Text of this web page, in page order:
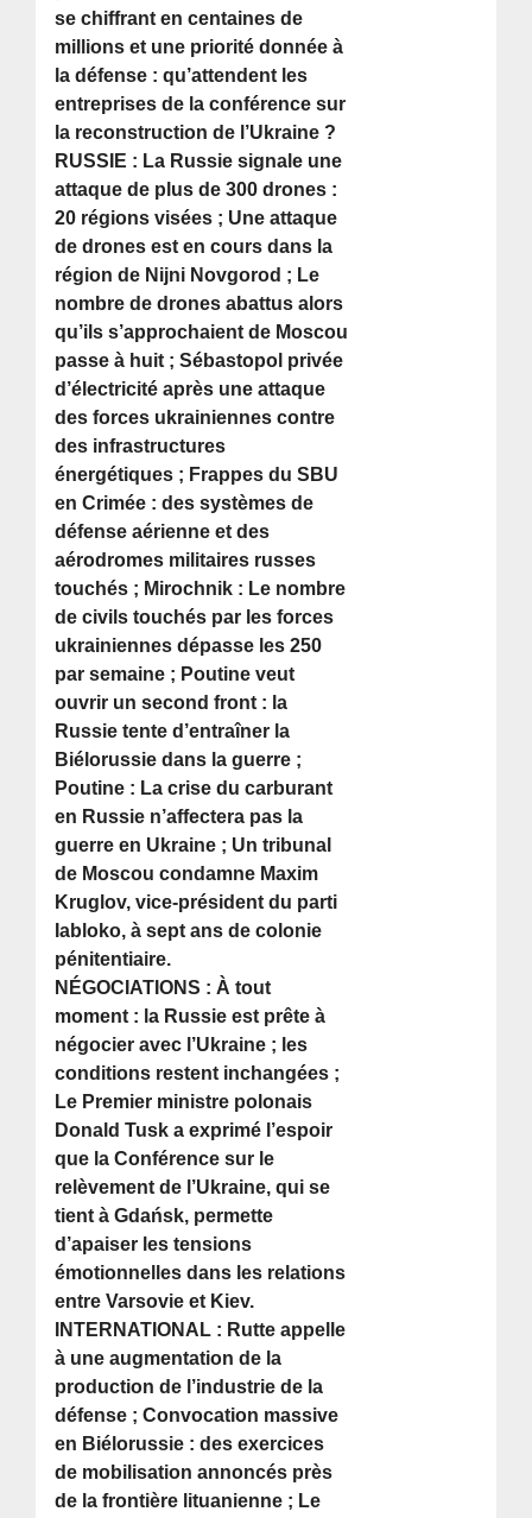
se chiffrant en centaines de
millions et une priorité donnée à
la défense : qu’attendent les
entreprises de la conférence sur
la reconstruction de l’Ukraine ?
RUSSIE : La Russie signale une
attaque de plus de 300 drones :
20 régions visées ; Une attaque
de drones est en cours dans la
région de Nijni Novgorod ; Le
nombre de drones abattus alors
qu’ils s’approchaient de Moscou
passe à huit ; Sébastopol privée
d’électricité après une attaque
des forces ukrainiennes contre
des infrastructures
énergétiques ; Frappes du SBU
en Crimée : des systèmes de
défense aérienne et des
aérodromes militaires russes
touchés ; Mirochnik : Le nombre
de civils touchés par les forces
ukrainiennes dépasse les 250
par semaine ; Poutine veut
ouvrir un second front : la
Russie tente d’entraîner la
Biélorussie dans la guerre ;
Poutine : La crise du carburant
en Russie n’affectera pas la
guerre en Ukraine ; Un tribunal
de Moscou condamne Maxim
Kruglov, vice-président du parti
Iabloko, à sept ans de colonie
pénitentiaire.
NÉGOCIATIONS : À tout
moment : la Russie est prête à
négocier avec l’Ukraine ; les
conditions restent inchangées ;
Le Premier ministre polonais
Donald Tusk a exprimé l’espoir
que la Conférence sur le
relèvement de l’Ukraine, qui se
tient à Gdańsk, permette
d’apaiser les tensions
émotionnelles dans les relations
entre Varsovie et Kiev.
INTERNATIONAL : Rutte appelle
à une augmentation de la
production de l’industrie de la
défense ; Convocation massive
en Biélorussie : des exercices
de mobilisation annoncés près
de la frontière lituanienne ; Le